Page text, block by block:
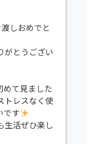
しおめでと
がとうござい
めて見ました
トレスなく使
です
生活ぜひ楽し